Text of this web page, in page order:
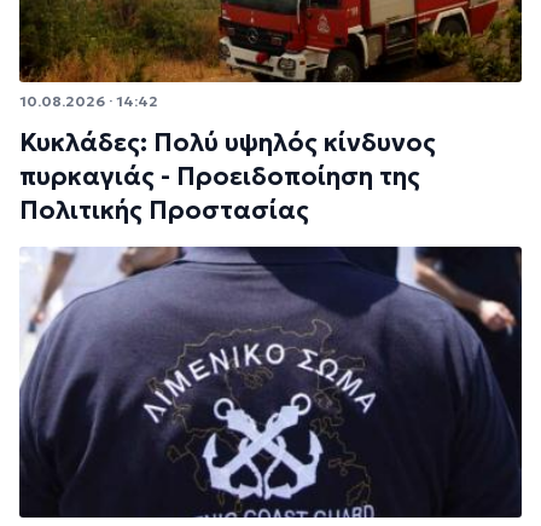
10.08.2026 · 14:42
Κυκλάδες: Πολύ υψηλός κίνδυνος
πυρκαγιάς - Προειδοποίηση της
Πολιτικής Προστασίας